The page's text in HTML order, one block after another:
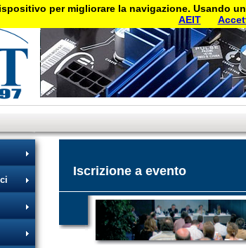
Iscrizione a evento
per migliorare la navigazione. Usando
AEIT